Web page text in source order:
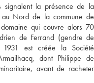
signalent la présence de la
au Nord de la commune de
qui couvre alors 70
de Ferrand (gendre de
est créée la Société
dont Philippe de
avant de racheter